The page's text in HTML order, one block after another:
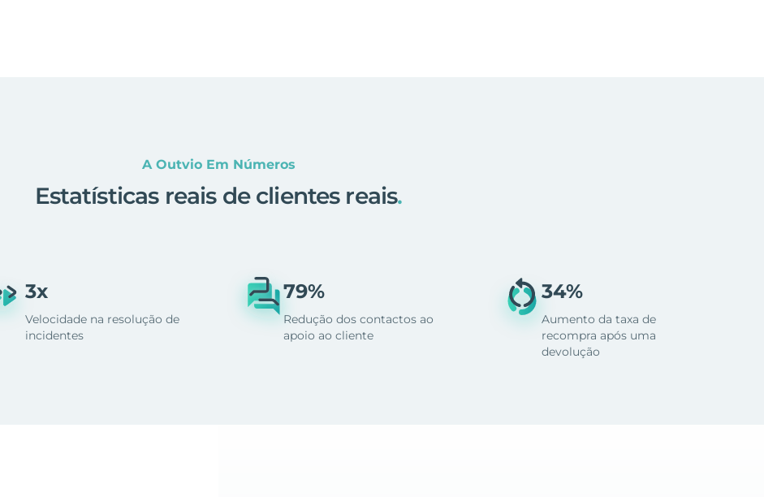
A Outvio Em Números
Estatísticas reais de clientes reais.
3x
Velocidade na resolução de
incidentes
79%
Redução dos contactos ao
apoio ao cliente
34%
Aumento da taxa de
recompra após uma
devolução